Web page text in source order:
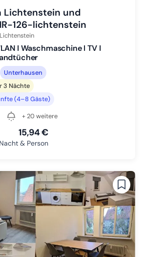
Lichtenstein und
126-lichtenstein
Lichtenstein
I Waschmaschine I TV I
Unterhausen
3 Nächte
(4–8 Gäste)
+ 20 weitere
15,94 €
& Person